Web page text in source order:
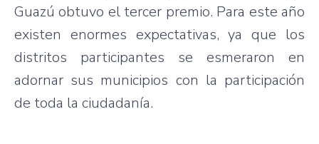
Guazú obtuvo el tercer premio. Para este año
existen enormes expectativas,ya que los
distritos
participantes se esmeraron en
adornar sus municipios con la participación
de toda la ciudadanía.